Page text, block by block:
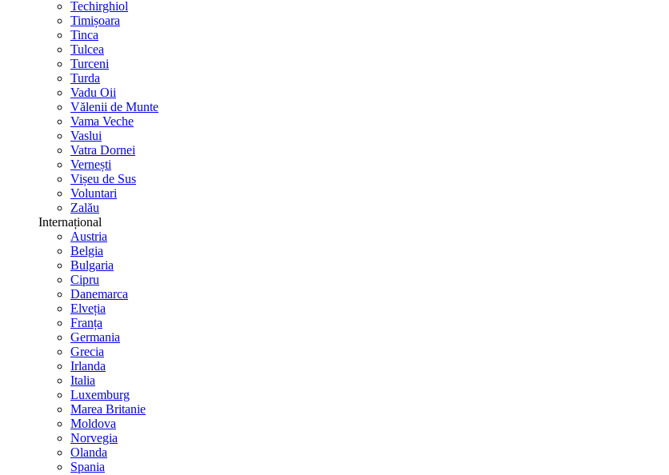
Techirghiol
Timișoara
Tinca
Tulcea
Turceni
Turda
Vadu Oii
Vălenii de Munte
Vama Veche
Vaslui
Vatra Dornei
Vernești
Vișeu de Sus
Voluntari
Zalău
Internațional
Austria
Belgia
Bulgaria
Cipru
Danemarca
Elveția
Franța
Germania
Grecia
Irlanda
Italia
Luxemburg
Marea Britanie
Moldova
Norvegia
Olanda
Spania